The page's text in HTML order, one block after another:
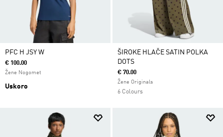
PFC H JSY W
€ 100.00
Žene Nogomet
Uskoro
ŠIROKE HLAČE SATIN POLKA
DOTS
€ 70.00
Žene Originals
6 Colours